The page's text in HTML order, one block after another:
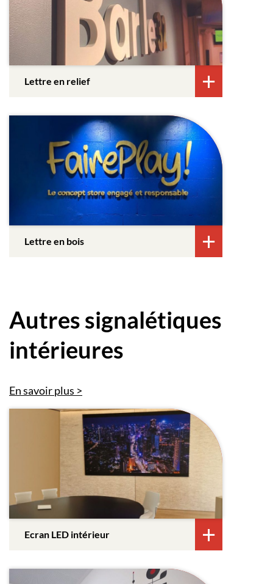
Lettre en relief
Lettre en bois
Autres signalétiques
intérieures
En savoir plus
Ecran LED intérieur